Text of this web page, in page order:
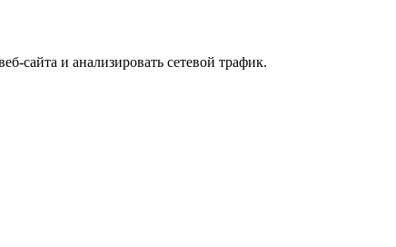
сайта и анализировать сетевой трафик.